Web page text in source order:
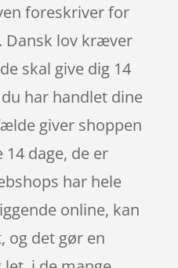
foreskriver for
Dansk lov kræver
skal give dig 14
har handlet dine
giver shoppen
dage, de er
har hele
online, kan
og det gør en